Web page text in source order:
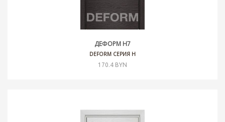
ДЕФОРМ H7
DEFORM СЕРИЯ H
170.4 BYN